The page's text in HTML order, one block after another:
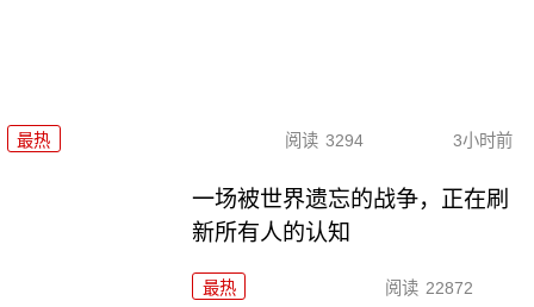
最热 阅读 3294 3小时前
一场被世界遗忘的战争，正在刷
新所有人的认知
最热 阅读 22872